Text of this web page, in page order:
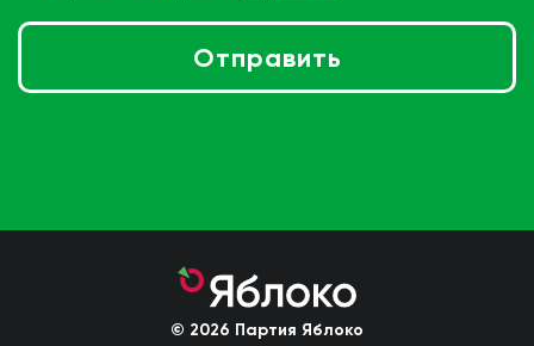
Присоединиться
Отправить
© 2026 Партия Яблоко